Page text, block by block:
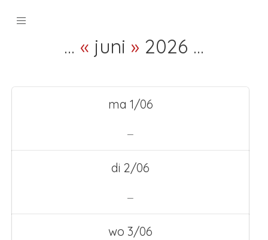
… « juni » 2026 …
ma 1/06
—
di 2/06
—
wo 3/06